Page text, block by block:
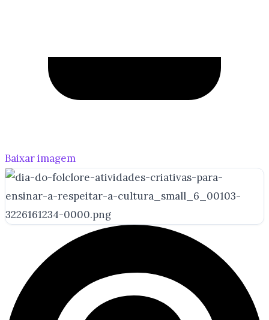
Baixar imagem